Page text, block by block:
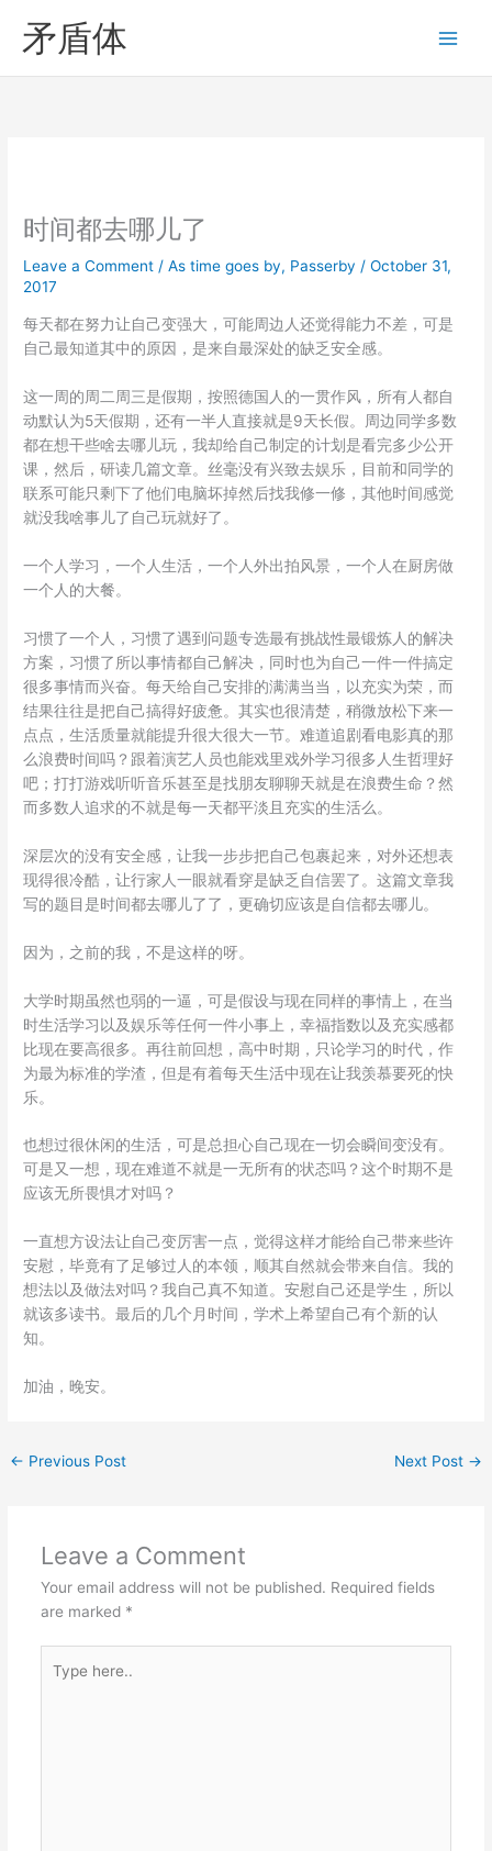
content
矛盾体
时间都去哪儿了
Leave a Comment /As time goes by, Passerby /October 31,
2017
每天都在努力让自己变强大，可能周边人还觉得能力不差，可是
自己最知道其中的原因，是来自最深处的缺乏安全感。
这一周的周二周三是假期，按照德国人的一贯作风，所有人都自
动默认为5天假期，还有一半人直接就是9天长假。周边同学多数
都在想干些啥去哪儿玩，我却给自己制定的计划是看完多少公开
课，然后，研读几篇文章。丝毫没有兴致去娱乐，目前和同学的
联系可能只剩下了他们电脑坏掉然后找我修一修，其他时间感觉
就没我啥事儿了自己玩就好了。
一个人学习，一个人生活，一个人外出拍风景，一个人在厨房做
一个人的大餐。
习惯了一个人，习惯了遇到问题专选最有挑战性最锻炼人的解决
方案，习惯了所以事情都自己解决，同时也为自己一件一件搞定
很多事情而兴奋。每天给自己安排的满满当当，以充实为荣，而
结果往往是把自己搞得好疲惫。其实也很清楚，稍微放松下来一
点点，生活质量就能提升很大很大一节。难道追剧看电影真的那
么浪费时间吗？跟着演艺人员也能戏里戏外学习很多人生哲理好
吧；打打游戏听听音乐甚至是找朋友聊聊天就是在浪费生命？然
而多数人追求的不就是每一天都平淡且充实的生活么。
深层次的没有安全感，让我一步步把自己包裹起来，对外还想表
现得很冷酷，让行家人一眼就看穿是缺乏自信罢了。这篇文章我
写的题目是时间都去哪儿了了，更确切应该是自信都去哪儿。
因为，之前的我，不是这样的呀。
大学时期虽然也弱的一逼，可是假设与现在同样的事情上，在当
时生活学习以及娱乐等任何一件小事上，幸福指数以及充实感都
比现在要高很多。再往前回想，高中时期，只论学习的时代，作
为最为标准的学渣，但是有着每天生活中现在让我羡慕要死的快
乐。
也想过很休闲的生活，可是总担心自己现在一切会瞬间变没有。
可是又一想，现在难道不就是一无所有的状态吗？这个时期不是
应该无所畏惧才对吗？
一直想方设法让自己变厉害一点，觉得这样才能给自己带来些许
安慰，毕竟有了足够过人的本领，顺其自然就会带来自信。我的
想法以及做法对吗？我自己真不知道。安慰自己还是学生，所以
就该多读书。最后的几个月时间，学术上希望自己有个新的认
知。
加油，晚安。
← Previous Post Next Post →
Leave a Comment
Your email address will not be published. Required fields
are marked *
here..